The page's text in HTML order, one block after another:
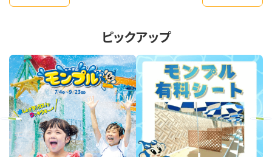
ピックアップ
Next